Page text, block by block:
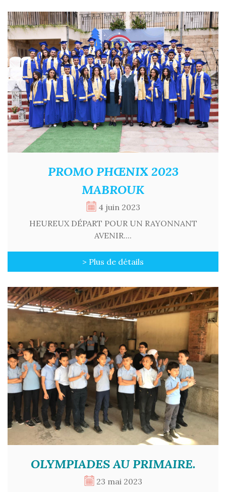
PROMO PHŒNIX 2023
MABROUK
4 juin 2023
HEUREUX DÉPART POUR UN RAYONNANT
AVENIR....
> Plus de détails
OLYMPIADES AU PRIMAIRE.
23 mai 2023